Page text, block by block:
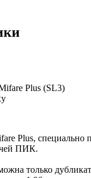
Plus (SL3)
Plus, специально
ПИК.
только